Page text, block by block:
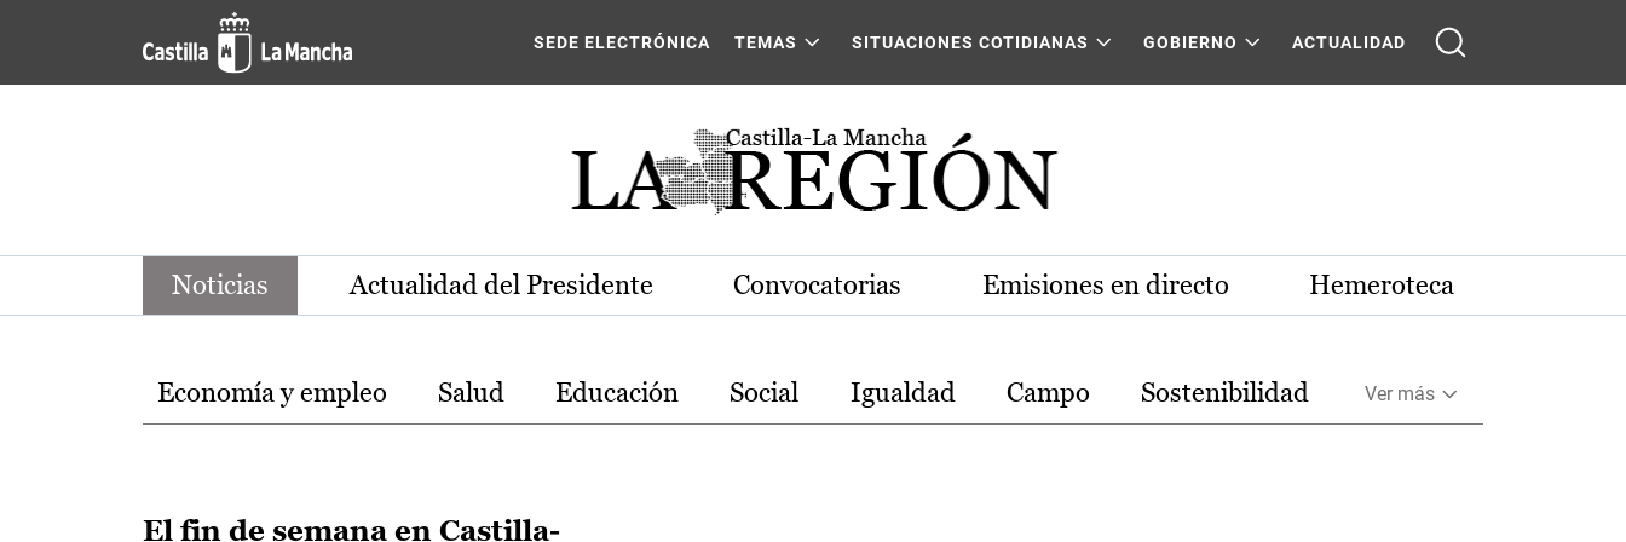
Pasar al contenido principal
Noticias de la región de Castilla-La Mancha
SEDE ELECTRÓNICA TEMAS SITUACIONES COTIDIANAS GOBIERNO ACTUALIDAD
Noticias Actualidad del Presidente Convocatorias Emisiones en directo Hemeroteca
Temas
Economía y empleo Salud Educación Social Igualdad Campo Sostenibilidad Ver más
El fin de semana en Castilla-